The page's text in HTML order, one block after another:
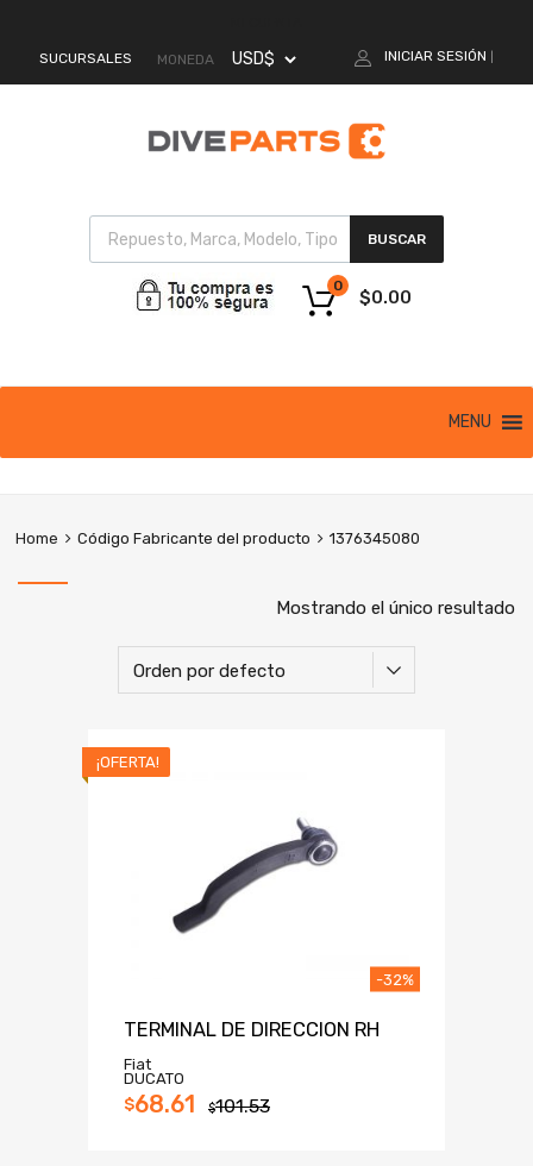
SUCURSALES MONEDA INICIAR SESIÓN
BUSCAR
$0.00
0
MENU
Home Código Fabricante del producto 1376345080
Mostrando el único resultado
¡OFERTA!
TERMINAL DE DIRECCION RH
Fiat
DUCATO
$101.53
$68.61
-32%